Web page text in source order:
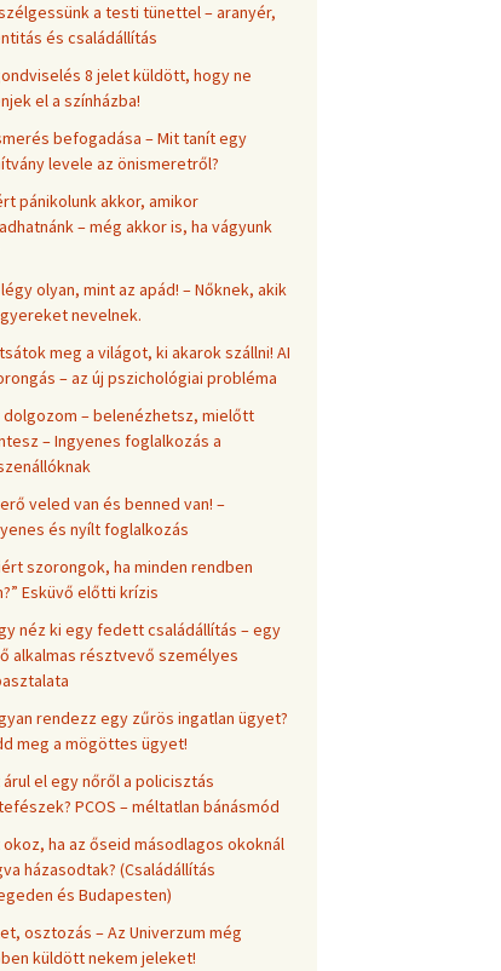
a testi tünettel – aranyér,
és családállítás
8 jelet küldött, hogy ne
el a színházba!
befogadása – Mit tanít egy
levele az önismeretről?
pánikolunk akkor, amikor
– még akkor is, ha vágyunk
olyan, mint az apád! – Nőknek, akik
nevelnek.
meg a világot, ki akarok szállni! AI
– az új pszichológiai probléma
dolgozom – belenézhetsz, mielőtt
– Ingyenes foglalkozás a
veled van és benned van! –
és nyílt foglalkozás
szorongok, ha minden rendben
Esküvő előtti krízis
néz ki egy fedett családállítás – egy
alkalmas résztvevő személyes
rendezz egy zűrös ingatlan ügyet?
meg a mögöttes ügyet!
árul el egy nőről a policisztás
PCOS – méltatlan bánásmód
okoz, ha az őseid másodlagos okoknál
házasodtak? (Családállítás
és Budapesten)
osztozás – Az Univerzum még
küldött nekem jeleket!